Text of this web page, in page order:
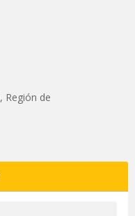
, Región de